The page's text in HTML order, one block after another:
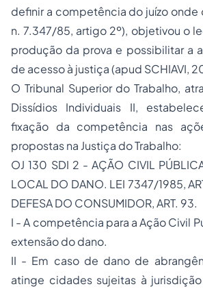
definir a competência do juízo onde
n. 7.347/85, artigo 2º), objetivou o
produção da prova e possibilitar a
de acesso à justiça(apud SCHIAVI,
O Tribunal Superior do Trabalho,
Dissídios Individuais II,
fixação da competência nas
propostas na Justiça do Trabalho:
OJ 130 SDI 2 - AÇÃO CIVIL
LOCAL DO DANO. LEI 7347/1985,
DEFESA DO CONSUMIDOR, ART. 93.
I - A competência para a Ação Civil
extensão do dano.
II - Em caso de dano de
atinge cidades sujeitas à